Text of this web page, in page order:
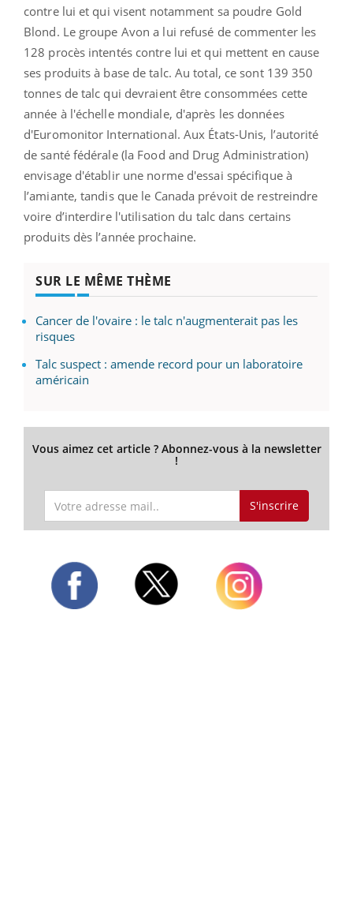
contre lui et qui visent notamment sa poudre Gold
Blond. Le groupe Avon a lui refusé de commenter les
128 procès intentés contre lui et qui mettent en cause
ses produits à base de talc. Au total, ce sont 139 350
tonnes de talc qui devraient être consommées cette
année à l'échelle mondiale, d'après les données
d'Euromonitor International. Aux États-Unis, l’autorité
de santé fédérale (la Food and Drug Administration)
envisage d'établir une norme d'essai spécifique à
l’amiante, tandis que le Canada prévoit de restreindre
voire d’interdire l'utilisation du talc dans certains
produits dès l’année prochaine.
SUR LE MÊME THÈME
Cancer de l'ovaire : le talc n'augmenterait pas les
risques
Talc suspect : amende record pour un laboratoire
américain
Vous aimez cet article ? Abonnez-vous à la newsletter
!
S'inscrire